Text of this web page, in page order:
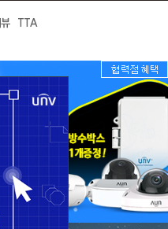
TTA